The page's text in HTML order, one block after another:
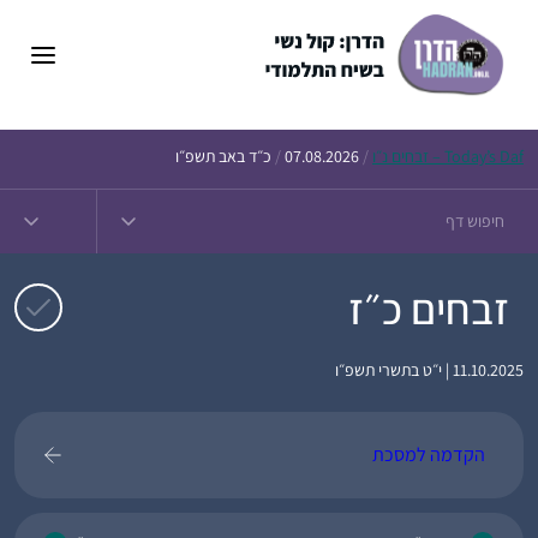
Today’s Daf – זבחים נ״ו /
07.08.2026
/ כ״ד באב תשפ״ו
זבחים כ״ז
11.10.2025 | י״ט בתשרי תשפ״ו
הקדמה למסכת